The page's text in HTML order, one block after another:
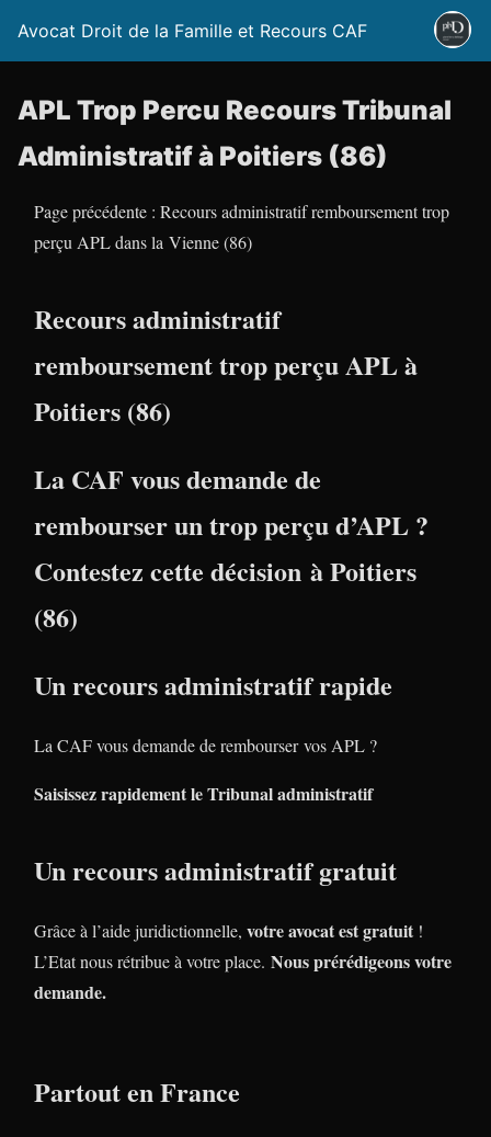
Avocat Droit de la Famille et Recours CAF
APL Trop Percu Recours Tribunal
Administratif à Poitiers (86)
Page précédente : Recours administratif remboursement trop
perçu APL dans la Vienne (86)
Recours administratif
remboursement trop perçu APL à
Poitiers (86)
La CAF vous demande de
rembourser un trop perçu d’APL ?
Contestez cette décision à Poitiers
(86)
Un recours administratif rapide
La CAF vous demande de rembourser vos APL ?
Saisissez rapidement le Tribunal administratif
Un recours administratif gratuit
Grâce à l’aide juridictionnelle, votre avocat est gratuit !
L’Etat nous rétribue à votre place. Nous prérédigeons votre
demande.
Partout en France